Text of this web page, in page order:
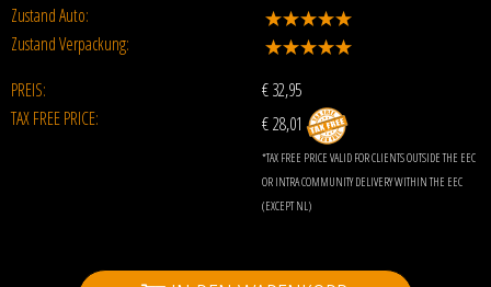
Zustand Auto:
Zustand Verpackung:
PREIS:
€32,95
TAX FREE PRICE:
€ 28,01
*TAX FREE PRICE VALID FOR CLIENTS OUTSIDE THE EEC
OR INTRA COMMUNITY DELIVERY WITHIN THE EEC
(EXCEPT NL)